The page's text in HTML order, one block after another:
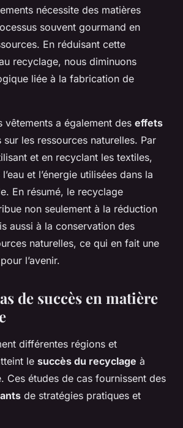
nécessite des matières
souvent gourmand en
En réduisant cette
recyclage, nous diminuons
liée à la fabrication de
vêtements a également des effets
sur les ressources naturelles. Par
et en recyclant les textiles,
et l’énergie utilisées dans la
En résumé, le recyclage
non seulement à la réduction
aussi à la conservation des
naturelles, ce qui en fait une
l’avenir.
de succès en matière
différentes régions et
le succès du recyclage à
Ces études de cas fournissent des
de stratégies pratiques et